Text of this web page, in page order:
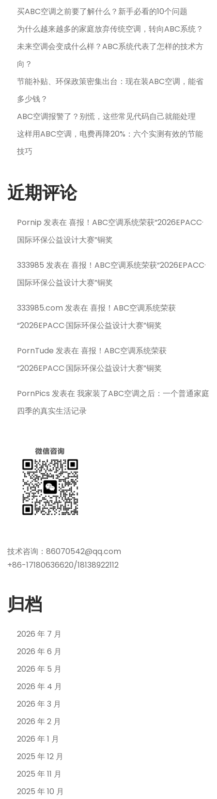
买ABC空调之前要了解什么？新手必看的10个问题
为什么越来越多的家庭放弃传统空调，转向ABC系统？
未来空调会变成什么样？ABC系统代表了怎样的技术方
向？
节能补贴、环保政策密集出台：现在装ABC空调，能省
多少钱？
ABC空调报警了？别慌，这些常见代码自己就能处理
这样用ABC空调，电费再降20%：六个实测有效的节能
技巧
近期评论
Pornip 发表在喜报！ABC空调系统荣获“2026EPACC·
国际环保公益设计大赛”铜奖
333985 发表在喜报！ABC空调系统荣获“2026EPACC·
国际环保公益设计大赛”铜奖
333985.com 发表在喜报！ABC空调系统荣获
“2026EPACC·国际环保公益设计大赛”铜奖
PornTude 发表在喜报！ABC空调系统荣获
“2026EPACC·国际环保公益设计大赛”铜奖
PornPics 发表在我家装了ABC空调之后：一个普通家庭
四季的真实生活记录
技术咨询：86070542@qq.com
+86-17180636620/18138922112
归档
2026 年 7 月
2026 年 6 月
2026 年 5 月
2026 年 4 月
2026 年 3 月
2026 年 2 月
2026 年 1 月
2025 年 12 月
2025 年 11 月
2025 年 10 月